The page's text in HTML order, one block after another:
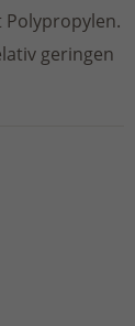
Polypropylen.
geringen